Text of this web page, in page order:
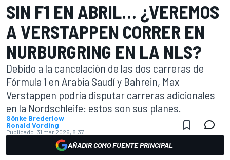
SIN F1 EN ABRIL… ¿VEREMOS
A VERSTAPPEN CORRER EN
NURBURGRING EN LA NLS?
Debido a la cancelación de las dos carreras de
Fórmula 1 en Arabia Saudí y Bahrein, Max
Verstappen podría disputar carreras adicionales
en la Nordschleife: estos son sus planes.
Sönke Brederlow
Ronald Vording
Publicado: 31 mar 2026, 8:37
AÑADIR COMO FUENTE PRINCIPAL